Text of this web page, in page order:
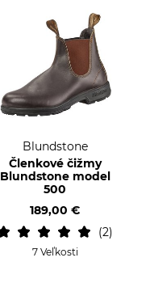
Blundstone
Členkové čižmy
Blundstone model
500
189,00 €
2
7 Veľkosti